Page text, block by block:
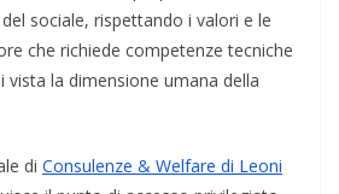
sociale, rispettando i valori e le
che richiede competenze tecniche
vista la dimensione umana della
di Consulenze & Welfare di Leoni